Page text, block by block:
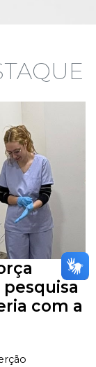
com a